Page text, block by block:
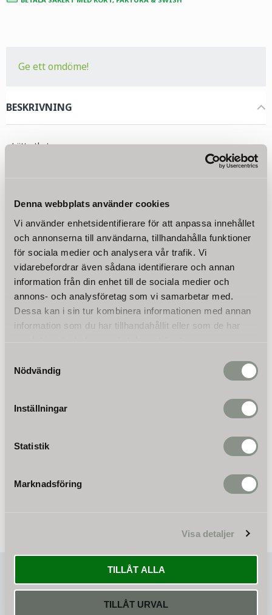
Denna webbplats använder cookies
Vi använder enhetsidentifierare för att anpassa innehållet
och annonserna till användarna, tillhandahålla funktioner
för sociala medier och analysera vår trafik. Vi
vidarebefordrar även sådana identifierare och annan
information från din enhet till de sociala medier och
annons- och analysföretag som vi samarbetar med.
Dessa kan i sin tur kombinera informationen med annan
information som du har tillhandahållit eller som de har
samlat in när du har använt deras tjänster.
Nödvändig
Inställningar
Statistik
Marknadsföring
Visa detaljer
TILLÅT ALLA
TILLÅT URVAL
Ge ett omdöme!
BESKRIVNING
- Lätt utbyte
Tekniska data:
Typ: Vattenkran "Tipp" E-01
Dimensioner: 110 x 32 x 280 mm
Lämpligt för bänkskivor till: 50 mm
Längd gänga: 62 mm
Gänga Ø: 11 mm
Slanganslutning: 1/4 inch (6,5 mm)
Utlopp Ø: 8 mm
Max. arbetstemperatur: 45 °C
Omdömen
Nyhetsbrev